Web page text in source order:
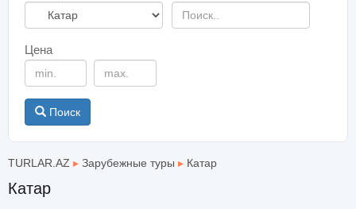
Цена
Поиск
TURLAR.AZ ▸ Зарубежные туры ▸ Катар
Катар